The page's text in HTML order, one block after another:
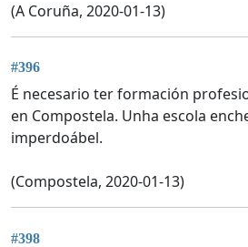
(A Coruña, 2020-01-13)
#396
É necesario ter formación
en Compostela. Unha escola
imperdoábel.
(Compostela, 2020-01-13)
#398